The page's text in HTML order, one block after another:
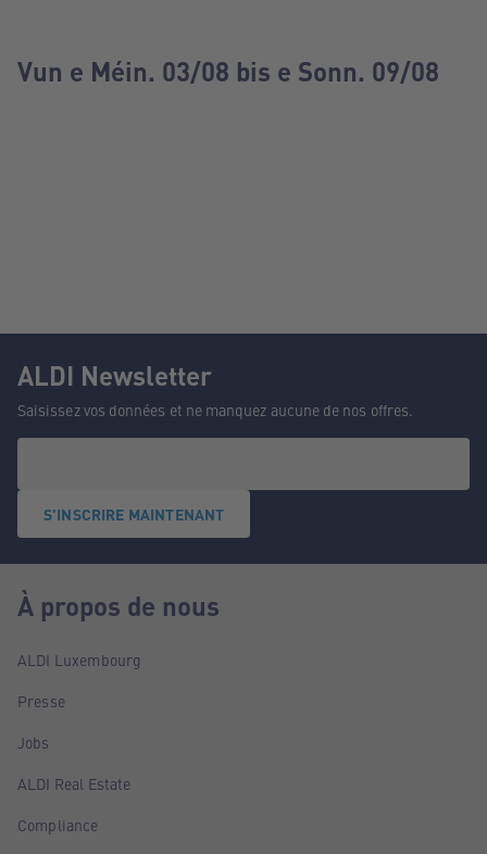
Vun e Méin. 03/08 bis e Sonn. 09/08
ALDI Newsletter
Saisissez vos données et ne manquez aucune de nos offres.
S'INSCRIRE MAINTENANT
À propos de nous
ALDI Luxembourg
Presse
Jobs
ALDI Real Estate
Compliance